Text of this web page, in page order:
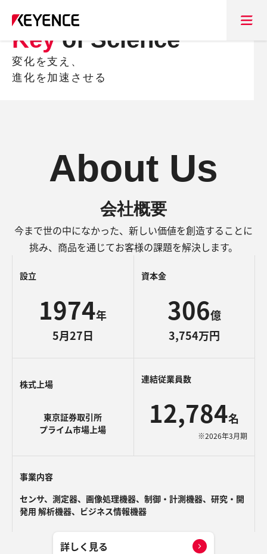
メ
Key of Science
変化を支え、
進化を加速させる
About Us
会社概要
今まで世の中になかった、新しい価値を創造することに
挑み、商品を通じてお客様の課題を解決します。
設立
1974年
5月27日
資本金
306億
3,754万円
株式上場
東京証券取引所
プライム市場上場
連結従業員数
12,784名
※2026年3月期
事業内容
センサ、測定器、画像処理機器、制御・計測機器、研究・開
発用 解析機器、ビジネス情報機器
詳しく見る